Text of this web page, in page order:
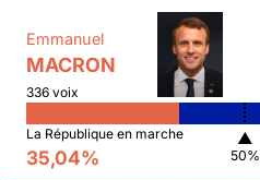
Emmanuel
MACRON
336 voix
La République en marche
35,04%
▲
50%